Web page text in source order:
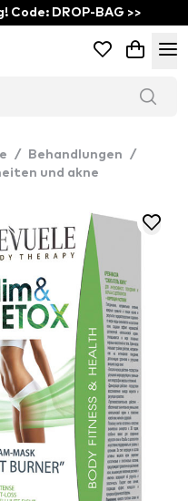
Code: DROP-BAG >>
/ Behandlungen
/
und akne